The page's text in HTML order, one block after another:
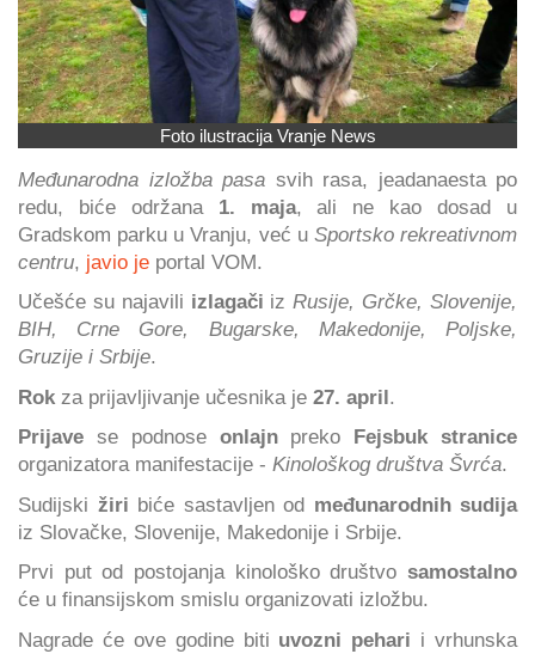
Foto ilustracija Vranje News
Međunarodna izložba pasa svih rasa, jeadanaesta po
redu, biće održana 1. maja, ali ne kao dosad u
Gradskom parku u Vranju, već u Sportsko rekreativnom
centru, javio je portal VOM.
Učešće su najavili izlagači izRusije, Grčke, Slovenije,
BIH, Crne Gore, Bugarske, Makedonije, Poljske,
Gruzije i Srbije.
Rok za prijavljivanje učesnika je 27. april.
Prijave se podnose onlajnpreko
Fejsbuk stranice
organizatora manifestacije - Kinološkog društva Švrća.
Sudijski žiri biće sastavljen od međunarodnih sudija
iz Slovačke, Slovenije, Makedonije i Srbije.
Prvi put od postojanja kinološko društvo samostalno
će u finansijskom smislu organizovati izložbu.
Nagrade će ove godine biti uvozni pehari i vrhunska